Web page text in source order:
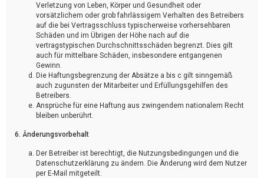
Verletzung von Leben, Körper und Gesundheit oder
vorsätzlichem oder grob fahrlässigem Verhalten des Betreibers
auf die bei Vertragsschluss typischerweise vorhersehbaren
Schäden und im Übrigen der Höhe nach auf die
vertragstypischen Durchschnittsschäden begrenzt. Dies gilt
auch für mittelbare Schäden, insbesondere entgangenen
Gewinn.
Die Haftungsbegrenzung der Absätze a bis c gilt sinngemäß
auch zugunsten der Mitarbeiter und Erfüllungsgehilfen des
Betreibers.
Ansprüche für eine Haftung aus zwingendem nationalem Recht
bleiben unberührt.
6. Änderungsvorbehalt
Der Betreiber ist berechtigt, die Nutzungsbedingungen und die
Datenschutzerklärung zu ändern. Die Änderung wird dem Nutzer
per E-Mail mitgeteilt.